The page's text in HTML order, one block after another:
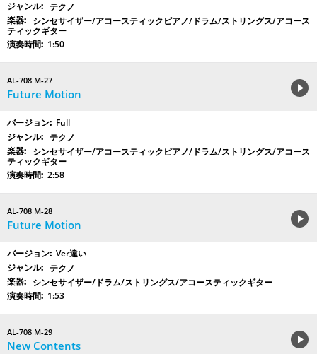
テクノ
シンセサイザー/アコースティックピアノ/ドラム/ストリングス/アコース
ティックギター
1:50
AL-708 M-27
Future Motion
Full
テクノ
シンセサイザー/アコースティックピアノ/ドラム/ストリングス/アコース
ティックギター
2:58
AL-708 M-28
Future Motion
Ver違い
テクノ
シンセサイザー/ドラム/ストリングス/アコースティックギター
1:53
AL-708 M-29
New Contents